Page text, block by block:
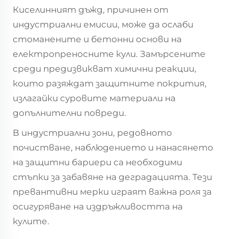
Киселинният дъжд, причинен от
индустриални емисии, може да ослаби
стоманените и бетонни основи на
електропреносните кули. Замърсените
среди предизвикват химични реакции,
които разяждат защитните покрития,
излагайки суровите материали на
допълнителни повреди.
В индустриални зони, редовното
почистване, наблюдението и нанасянето
на защитни бариери са необходими
стъпки за забавяне на деградацията. Тези
превантивни мерки играят важна роля за
осигуряване на издръжливостта на
кулите.